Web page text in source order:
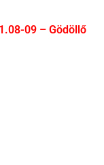
09 – Gödöllő